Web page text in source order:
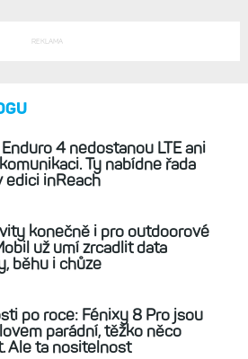
REKLAMA
4 nedostanou LTE ani
Ty nabídne řada
edici inReach
konečně i pro outdoorové
už umí zrcadlit data
běhu i chůze
po roce: Fénixy 8 Pro jsou
parádní, těžko něco
Ale ta nositelnost